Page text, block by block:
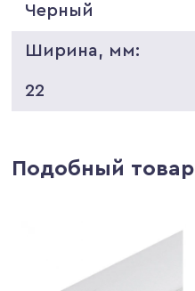
Черный
Ширина, мм:
22
Подобный товар